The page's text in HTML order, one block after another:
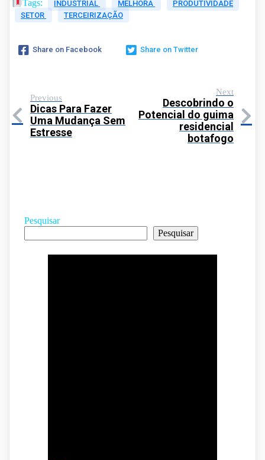
Tags: INDUSTRIAL MELHORA
PRODUTIVIDADE
SETOR
TERCEIRIZAÇÃO
Share on Facebook Share on Twitter
Previous
Dicas Para Fazer
Uma Mudança Sem
Estresse
Next
Descobrindo o
Potencial do guima
residencial
botafogo
Pesquisar
Pesquisar